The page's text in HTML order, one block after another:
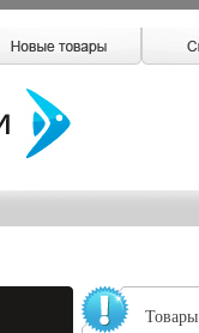
Товары